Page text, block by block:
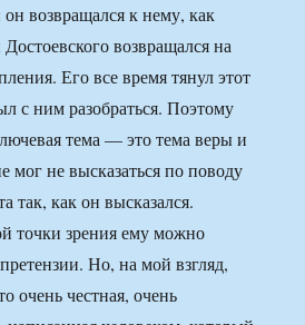
возвращался к нему, как
возвращался на
Его все время тянул этот
с ним разобраться. Поэтому
тема — это тема веры и
мог не высказаться по поводу
так, как он высказался.
точки зрения ему можно
Но, на мой взгляд,
очень честная, очень